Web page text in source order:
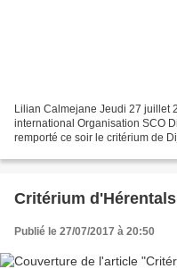
Lilian Calmejane Jeudi 27 juillet
international Organisation SCO
remporté ce soir le critérium de
Critérium d'Hérentals
Publié le 27/07/2017 à 20:50